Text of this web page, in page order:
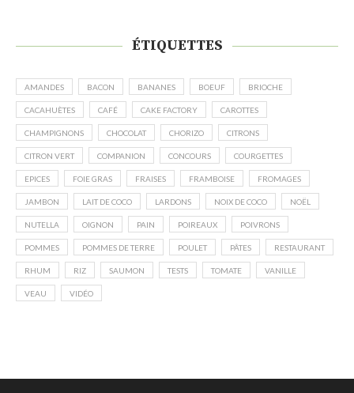
ÉTIQUETTES
AMANDES BACON BANANES BOEUF BRIOCHE
CACAHUÈTES CAFÉ CAKE FACTORY CAROTTES
CHAMPIGNONS CHOCOLAT CHORIZO CITRONS
CITRON VERT COMPANION CONCOURS COURGETTES
EPICES FOIE GRAS FRAISES FRAMBOISE FROMAGES
JAMBON LAIT DE COCO LARDONS NOIX DE COCO NOËL
NUTELLA OIGNON PAIN POIREAUX POIVRONS
POMMES POMMES DE TERRE POULET PÂTES RESTAURANT
RHUM RIZ SAUMON TESTS TOMATE VANILLE
VEAU VIDÉO